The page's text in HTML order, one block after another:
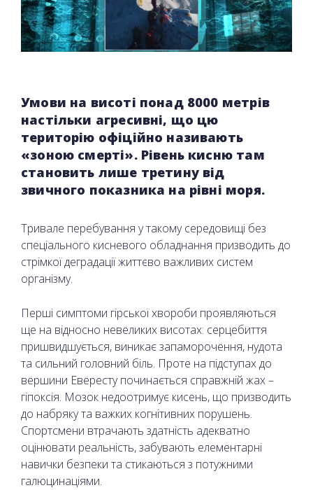
Умови на висоті понад 8000 метрів
настільки агресивні, що цю
територію офіційно називають
«зоною смерті». Рівень кисню там
становить лише третину від
звичного показника на рівні моря.
Тривале перебування у такому середовищі без
спеціального кисневого обладнання призводить до
стрімкої деградації життєво важливих систем
організму.
Перші симптоми гірської хвороби проявляються
ще на відносно невеликих висотах: серцебиття
пришвидшується, виникає запаморочення, нудота
та сильний головний біль. Проте на підступах до
вершини Евересту починається справжній жах –
гіпоксія. Мозок недоотримує кисень, що призводить
до набряку та важких когнітивних порушень.
Спортсмени втрачають здатність адекватно
оцінювати реальність, забувають елементарні
навички безпеки та стикаються з потужними
галюцинаціями.